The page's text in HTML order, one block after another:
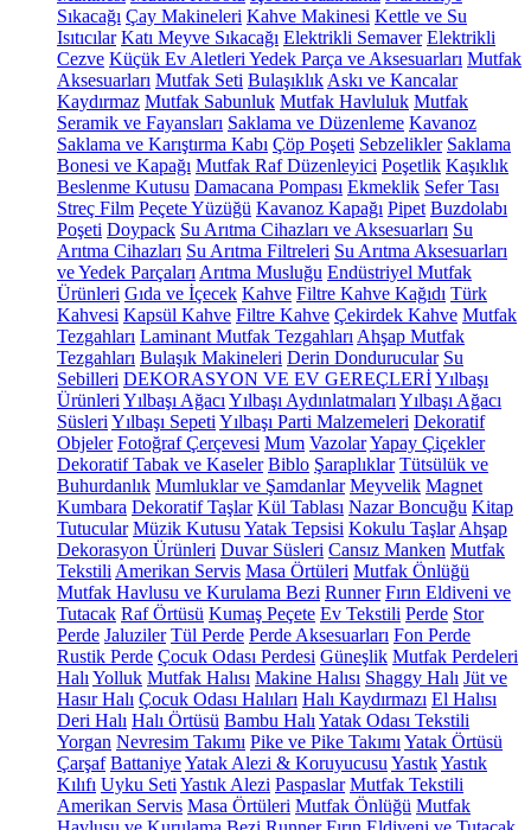
Sıkacağı Çay Makineleri Kahve Makinesi Kettle ve Su
Isıtıcılar Katı Meyve Sıkacağı Elektrikli Semaver Elektrikli
Cezve Küçük Ev Aletleri Yedek Parça ve Aksesuarları Mutfak
Aksesuarları Mutfak Seti Bulaşıklık Askı ve Kancalar
Kaydırmaz Mutfak Sabunluk Mutfak Havluluk Mutfak
Seramik ve Fayansları Saklama ve Düzenleme Kavanoz
Saklama ve Karıştırma Kabı Çöp Poşeti Sebzelikler Saklama
Bonesi ve Kapağı Mutfak Raf Düzenleyici Poşetlik Kaşıklık
Beslenme Kutusu Damacana Pompası Ekmeklik Sefer Tası
Streç Film Peçete Yüzüğü Kavanoz Kapağı Pipet Buzdolabı
Poşeti Doypack Su Arıtma Cihazları ve Aksesuarları Su
Arıtma Cihazları Su Arıtma Filtreleri Su Arıtma Aksesuarları
ve Yedek Parçaları Arıtma Musluğu Endüstriyel Mutfak
Ürünleri Gıda ve İçecek Kahve Filtre Kahve Kağıdı Türk
Kahvesi Kapsül Kahve Filtre Kahve Çekirdek Kahve Mutfak
Tezgahları Laminant Mutfak Tezgahları Ahşap Mutfak
Tezgahları Bulaşık Makineleri Derin Dondurucular Su
Sebilleri DEKORASYON VE EV GEREÇLERİYılbaşı
Ürünleri Yılbaşı Ağacı Yılbaşı Aydınlatmaları Yılbaşı Ağacı
Süsleri Yılbaşı Sepeti Yılbaşı Parti Malzemeleri Dekoratif
Objeler Fotoğraf Çerçevesi Mum VazolarYapay Çiçekler
Dekoratif Tabak ve Kaseler Biblo Şaraplıklar Tütsülük ve
Buhurdanlık Mumluklar ve Şamdanlar Meyvelik Magnet
Kumbara Dekoratif Taşlar Kül Tablası Nazar Boncuğu Kitap
Tutucular Müzik Kutusu Yatak Tepsisi Kokulu Taşlar Ahşap
Dekorasyon Ürünleri Duvar Süsleri Cansız Manken Mutfak
Tekstili Amerikan Servis Masa Örtüleri Mutfak Önlüğü
Mutfak Havlusu ve Kurulama Bezi Runner Fırın Eldiveni ve
Tutacak Raf Örtüsü Kumaş Peçete Ev Tekstili Perde Stor
Perde Jaluziler Tül Perde Perde Aksesuarları Fon Perde
Rustik Perde Çocuk Odası Perdesi Güneşlik Mutfak Perdeleri
Halı Yolluk Mutfak Halısı Makine Halısı Shaggy Halı Jüt ve
Hasır Halı Çocuk Odası Halıları Halı Kaydırmazı El Halısı
Deri Halı Halı Örtüsü Bambu Halı Yatak Odası Tekstili
Yorgan Nevresim Takımı Pike ve Pike Takımı Yatak Örtüsü
Çarşaf BattaniyeYatak Alezi & Koruyucusu YastıkYastık
Kılıfı Uyku Seti Yastık Alezi Paspaslar Mutfak Tekstili
Amerikan Servis Masa Örtüleri Mutfak Önlüğü Mutfak